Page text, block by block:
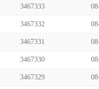
3467333
3467332
3467331
3467330
3467329